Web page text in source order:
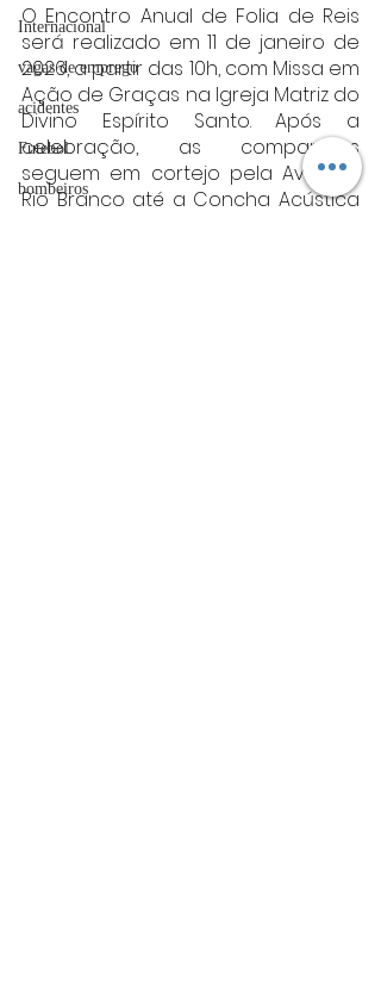
Internacional
vagas de emprego
acidentes
Futebol
bombeiros
O Encontro Anual de Folia de Reis
será realizado em 11 de janeiro de
2026, a partir das 10h, com Missa em
Ação de Graças na Igreja Matriz do
Divino Espírito Santo. Após a
celebração, as companhias
seguem em cortejo pela Avenida
Rio Branco até a Concha Acústica